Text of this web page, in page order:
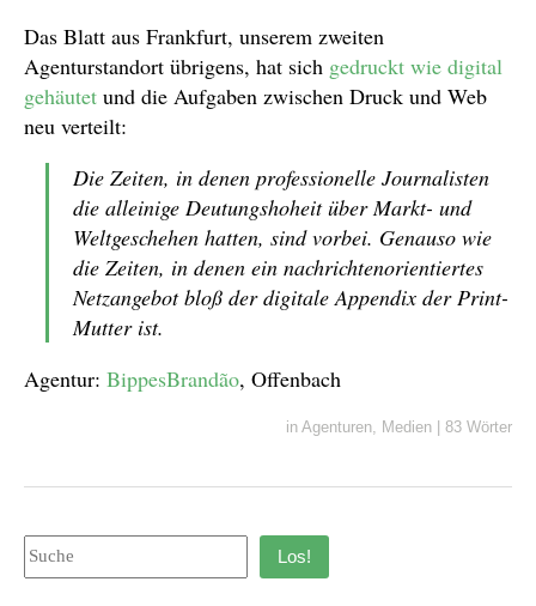
Das Blatt aus Frankfurt, unserem zweiten
Agenturstandort übrigens, hat sich gedruckt wie digital
gehäutet und die Aufgaben zwischen Druck und Web
neu verteilt:
Die Zeiten, in denen professionelle Journalisten
die alleinige Deutungshoheit über Markt- und
Weltgeschehen hatten, sind vorbei. Genauso wie
die Zeiten, in denen ein nachrichtenorientiertes
Netzangebot bloß der digitale Appendix der Print-
Mutter ist.
Agentur: BippesBrandão, Offenbach
in Agenturen Medien 83 Wörter
Los!